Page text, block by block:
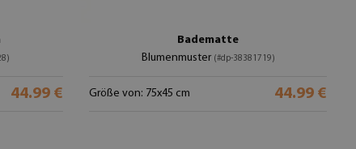
44.99 €
Badematte
Blumenmuster (#dp-38381719)
Größe von: 75x45 cm 44.99 €